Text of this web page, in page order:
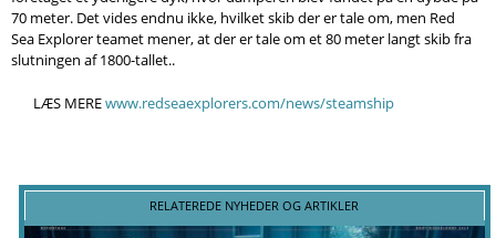
70 meter. Det vides endnu ikke, hvilket skib der er tale om, men Red
Sea Explorer teamet mener, ​​at der er tale om et 80 meter langt skib fra
slutningen af ​​1800-tallet..
LÆS MEREwww.redseaexplorers.com/news/steamship
RELATEREDE NYHEDER OG ARTIKLER